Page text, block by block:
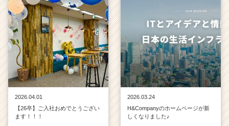
2026.04.01
【26卒】ご入社おめでとうござい
ます！！！
2026.03.24
H&Companyのホームページが新
しくなりました♪